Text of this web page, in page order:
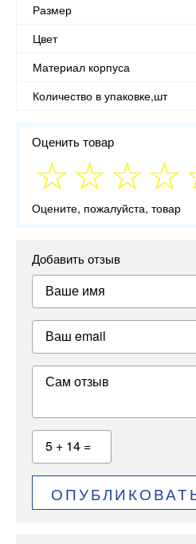
Размер
Цвет
Материал корпуса
Количество в упаковке,шт
Оценить товар
Оцените, пожалуйста, товар
Добавить отзыв
Ваше имя
Ваш email
Сам отзыв
5 + 14 =